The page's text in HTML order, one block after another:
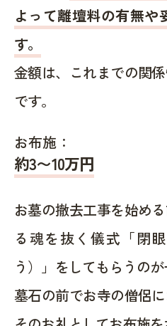
よって離壇料の有無や
す。
金額は、これまでの関
です。
お布施：
約3〜10万円
お墓の撤去工事を始め
る魂を抜く儀式「閉
う）」をしてもらうのが
墓石の前でお寺の僧侶